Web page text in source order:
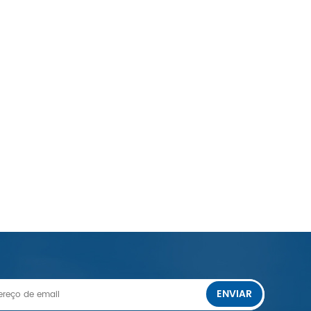
ENVIAR